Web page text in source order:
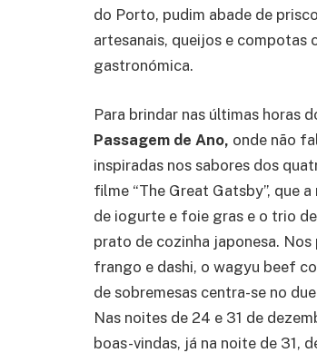
do Porto, pudim abade de
artesanais, queijos e compotas
gastronómica.
Para brindar nas últimas horas
Passagem de Ano, onde não
inspiradas nos sabores dos
filme “The Great Gatsby”, que
de iogurte e foie gras e o trio
prato de cozinha japonesa.
frango e dashi, o wagyu beef
de sobremesas centra-se no
Nas noites de 24 e 31 de
boas-vindas, já na noite de 31,